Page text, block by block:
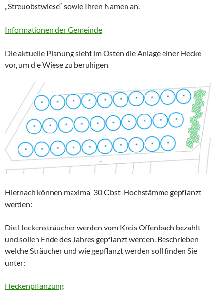
„Streuobstwiese“ sowie Ihren Namen an.
Informationen der Gemeinde
Die aktuelle Planung sieht im Osten die Anlage einer Hecke
vor, um die Wiese zu beruhigen.
Hiernach können maximal 30 Obst-Hochstämme gepflanzt
werden:
Die Heckensträucher werden vom Kreis Offenbach bezahlt
und sollen Ende des Jahres gepflanzt werden. Beschrieben
welche Sträucher und wie gepflanzt werden soll finden Sie
unter:
Heckenpflanzung